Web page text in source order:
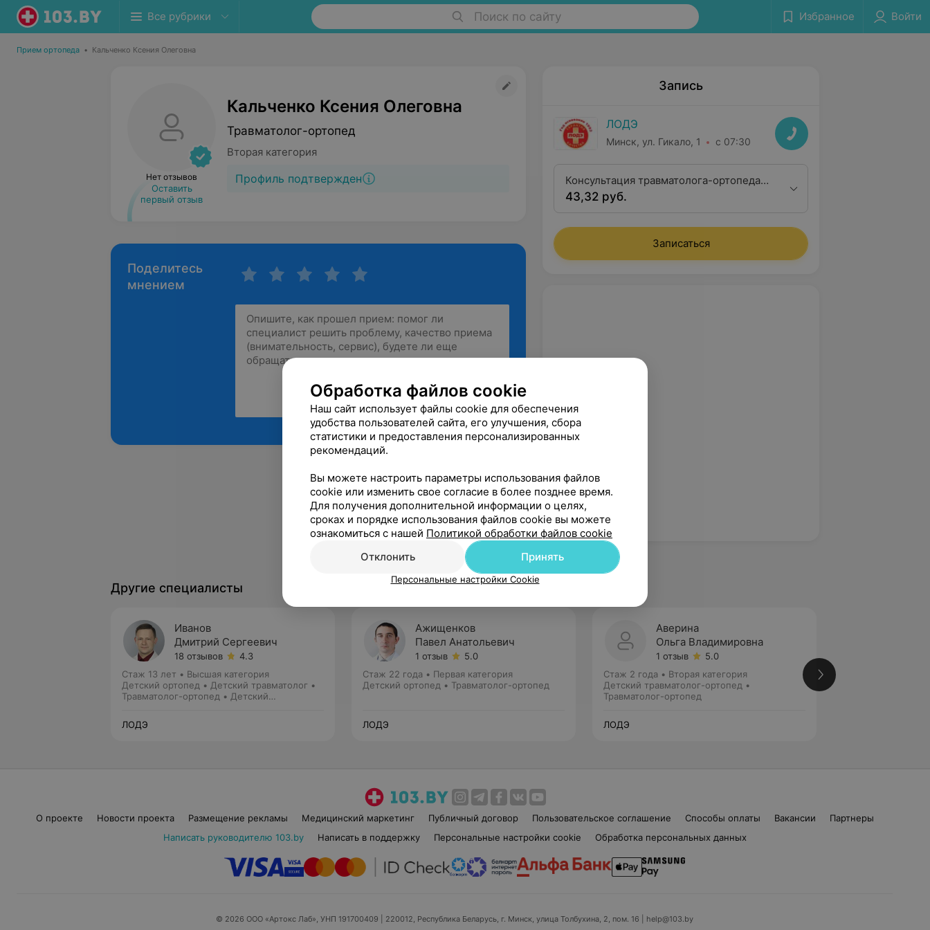
Все рубрики Поиск по сайту Избранное Войти
Прием ортопеда • Кальченко Ксения Олеговна
Нет отзывов
Оставить
первый отзыв
Кальченко Ксения Олеговна
Травматолог-ортопед
Вторая категория
Профиль подтвержден
Поделитесь
мнением
Рекомендую
Запись
ЛОДЭ
Минск, ул. Гикало, 1 с 07:30
Консультация травматолога-ортопеда
второй квалификационной категории
43,32 руб.
Записаться
Другие специалисты
Иванов
Дмитрий Сергеевич
18 отзывов
4.3
Стаж 13 лет • Высшая категория
Детский ортопед • Детский травматолог •
Травматолог-ортопед • Детский
ЛОДЭ
Ажищенков
Павел Анатольевич
1 отзыв
5.0
Стаж 22 года • Первая категория
Детский ортопед • Травматолог-ортопед
ЛОДЭ
Аверина
Ольга Владимировна
1 отзыв
5.0
Стаж 2 года • Вторая категория
Детский травматолог-ортопед •
Травматолог-ортопед
ЛОДЭ
О проекте Новости проекта Размещение рекламы Медицинский маркетинг Публичный договор Пользовательское соглашение Способы оплаты Вакансии
Партнеры
Написать руководителю 103.by
Написать в поддержку Персональные настройки cookie Обработка персональных данных
© 2026 ООО «Артокс Лаб», УНП 191700409 | 220012, Республика Беларусь, г. Минск, улица Толбухина, 2, пом. 16 | help@103.by
Обработка файлов cookie
Наш сайт использует файлы cookie для обеспечения
удобства пользователей сайта, его улучшения, сбора
статистики и предоставления персонализированных
рекомендаций.
Вы можете настроить параметры использования файлов
cookie или изменить свое согласие в более позднее время.
Для получения дополнительной информации о целях,
сроках и порядке использования файлов cookie вы можете
ознакомиться с нашей Политикой обработки файлов cookie
Отклонить
Принять
Персональные настройки Cookie